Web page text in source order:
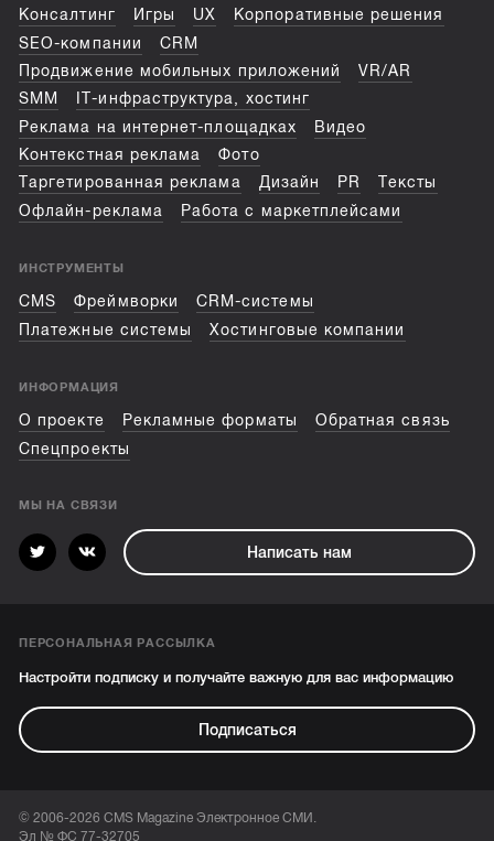
Консалтинг
Игры UX
Корпоративные решения
SEO-компании
CRM
Продвижение мобильных приложений
VR/AR
SMM
IT-инфраструктура, хостинг
Реклама на интернет-площадках
Видео
Контекстная реклама
Фото
Таргетированная реклама
Дизайн PR
Тексты
Офлайн-реклама
Работа с маркетплейсами
ИНСТРУМЕНТЫ
CMS Фреймворки
CRM-системы
Платежные системы
Хостинговые компании
ИНФОРМАЦИЯ
О проекте Рекламные форматы
Обратная связь
Спецпроекты
МЫ НА СВЯЗИ
Написать нам
ПЕРСОНАЛЬНАЯ РАССЫЛКА
Настройти подписку и получайте важную для вас информацию
Подписаться
© 2006-2026 CMS Magazine Электронное СМИ.
Эл № ФС 77-32705